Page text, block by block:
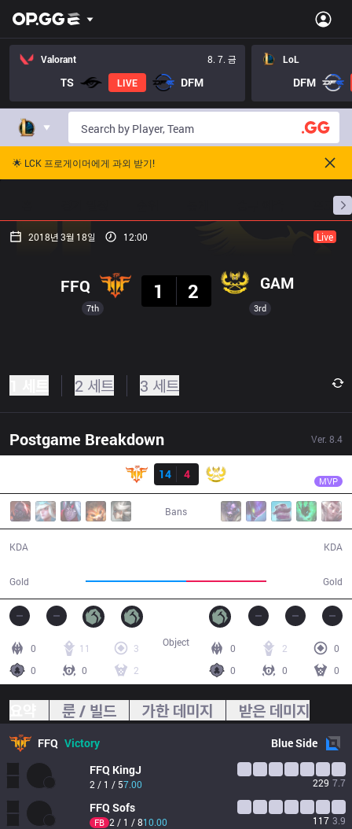
Valorant 8. 7. 금
TS LIVE DFM
LoL
DFM
🌟 LCK 프로게이머에게 과외 받기!
프로빌
2018년 3월 18일 12:00 Live
7th
FFQ
1
2 GAM
3rd
2 세트 3 세트
Postgame Breakdown Ver. 8.4
14
4 MVP
Bans
KDA
Gold Gold
KDA
0 11
3
0
0 2
0 2
0
0
0 0
Object
룬 / 빌드 가한 데미지 받은 데미지
FFQ Victory BlueSide
FFQ KingJ
2 / 1 / 57.00 229 7.7
FFQ Sofs
FB 2 / 1 / 810.00 117 3.9